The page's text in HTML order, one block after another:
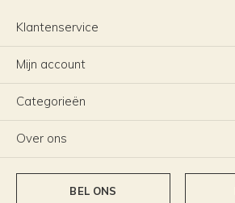
Klantenservice
Mijn account
Categorieën
Over ons
BEL ONS